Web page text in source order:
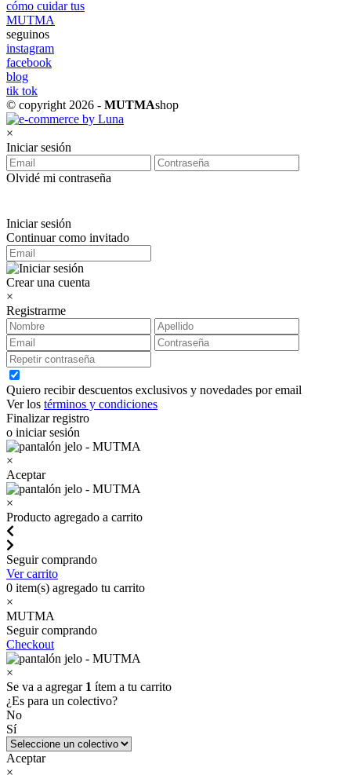
cómo cuidar tus
MUTMA
seguinos
instagram
facebook
blog
tik tok
© copyright 2026 - MUTMAshop
×
Iniciar sesión
Olvidé mi contraseña
Iniciar sesión
Continuar como invitado
Crear una cuenta
×
Registrarme
Quiero recibir descuentos exclusivos y novedades por email
Ver los términos y condiciones
Finalizar registro
o iniciar sesión
×
Aceptar
×
Producto agregado a carrito
Seguir comprando
Ver carrito
0 item(s) agregado tu carrito
×
MUTMA
Seguir comprando
Checkout
×
Se va a agregar 1 ítem a tu carrito
¿Es para un colectivo?
No
Sí
Aceptar
×